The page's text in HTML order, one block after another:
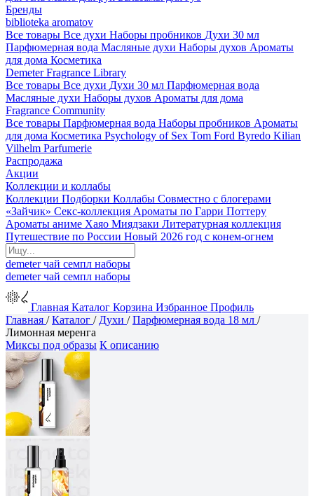
Бренды
biblioteka aromatov
Все товары Все духи Наборы пробников Духи 30 мл
Парфюмерная вода Масляные духи Наборы духов Ароматы
для дома Косметика
Demeter Fragrance Library
Все товары Все духи Духи 30 мл Парфюмерная вода
Масляные духи Наборы духов Ароматы для дома
Fragrance Community
Все товары Парфюмерная вода Наборы пробников Ароматы
для дома Косметика Psychology of Sex Tom Ford Byredo Kilian
Vilhelm Parfumerie
Распродажа
Акции
Коллекции и коллабы
Коллекции Подборки Коллабы Совместно с блогерами
«Зайчик» Секс-коллекция Ароматы по Гарри Поттеру
Ароматы аниме Хаяо Миядзаки Литературная коллекция
Путешествие по России Новый 2026 год с конем-огнем
demeterчай семпл наборы
demeterчай семпл наборы
Главная Каталог Корзина Избранное Профиль
Главная /Каталог / Духи /Парфюмерная вода 18 мл /
Лимонная меренга
Миксы под образы К описанию